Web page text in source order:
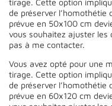
de préserver l’homothétie
prévue en 50x100 cm
vous souhaitez ajuster les
pas à me contacter.
Vous avez opté pour une
tirage. Cette option
de préserver l’homothétie
prévue en 60x120 cm